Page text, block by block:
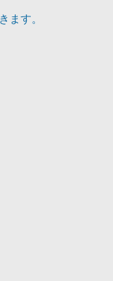
ます。